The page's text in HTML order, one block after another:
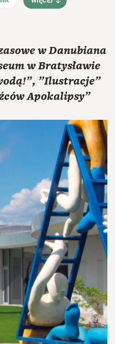
w Danubiana
w Bratysławie
"Ilustracje"
Apokalipsy"